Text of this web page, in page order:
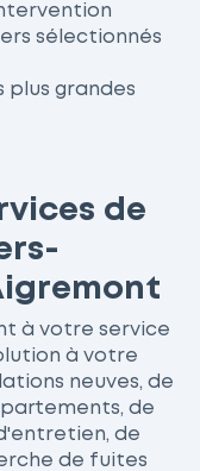
sélectionnés
plus grandes
de
à votre service
à votre
neuves, de
de
de
de fuites